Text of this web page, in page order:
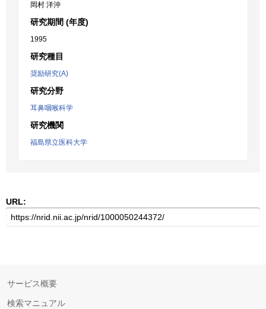
岡村 洋沖
研究期間 (年度)
1995
研究種目
奨励研究(A)
研究分野
耳鼻咽喉科学
研究機関
福島県立医科大学
URL:
サービス概要
検索マニュアル